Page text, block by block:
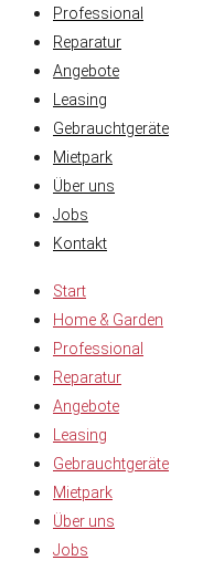
Professional
Reparatur
Angebote
Leasing
Gebrauchtgeräte
Mietpark
Über uns
Jobs
Kontakt
Start
Home & Garden
Professional
Reparatur
Angebote
Leasing
Gebrauchtgeräte
Mietpark
Über uns
Jobs